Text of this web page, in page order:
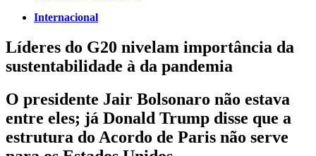
Internacional
Líderes do G20 nivelam importância da
sustentabilidade à da pandemia
O presidente Jair Bolsonaro não estava
entre eles; já Donald Trump disse que a
estrutura do Acordo de Paris não serve